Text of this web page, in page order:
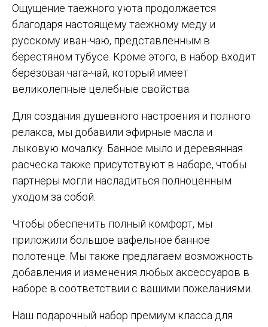
Ощущение таежного уюта продолжается
благодаря настоящему таежному меду и
русскому иван-чаю, представленным в
берестяном тубусе. Кроме этого, в набор входит
берёзовая чага-чай, который имеет
великолепные целебные свойства.
Для создания душевного настроения и полного
релакса, мы добавили эфирные масла и
лыковую мочалку. Банное мыло и деревянная
расческа также присутствуют в наборе, чтобы
партнеры могли насладиться полноценным
уходом за собой.
Чтобы обеспечить полный комфорт, мы
приложили большое вафельное банное
полотенце. Мы также предлагаем возможность
добавления и изменения любых аксессуаров в
наборе в соответствии с вашими пожеланиями.
Наш подарочный набор премиум класса для